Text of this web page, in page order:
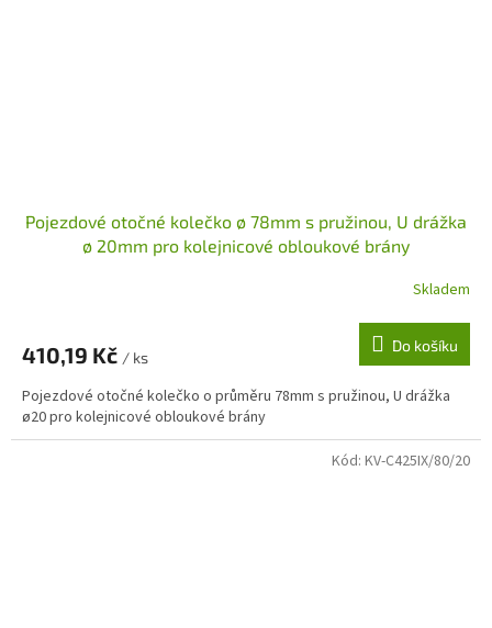
Pojezdové otočné kolečko ø 78mm s pružinou, U drážka
ø 20mm pro kolejnicové obloukové brány
Skladem
410,19 Kč / ks
Do košíku
Pojezdové otočné kolečko o průměru 78mm s pružinou, U drážka
ø20 pro kolejnicové obloukové brány
Kód: KV-C425IX/80/20